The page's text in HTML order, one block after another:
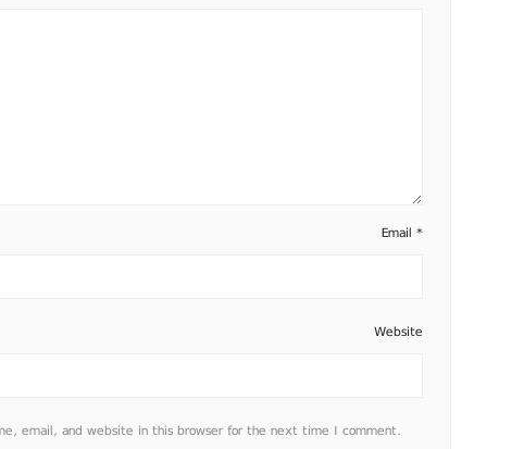
Email *
Website
email, and website in this browser for the next time I comment.